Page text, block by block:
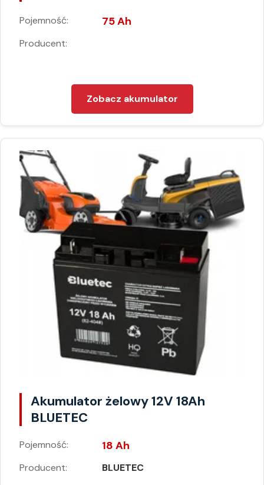
Pojemność: 75 Ah
Producent:
Zobacz akumulator
Akumulator żelowy 12V 18Ah
BLUETEC
Pojemność: 18 Ah
Producent: BLUETEC